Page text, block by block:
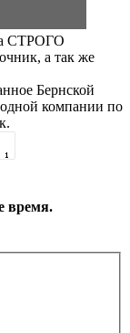
СТРОГО
а так же
Бернской
компании по
время.